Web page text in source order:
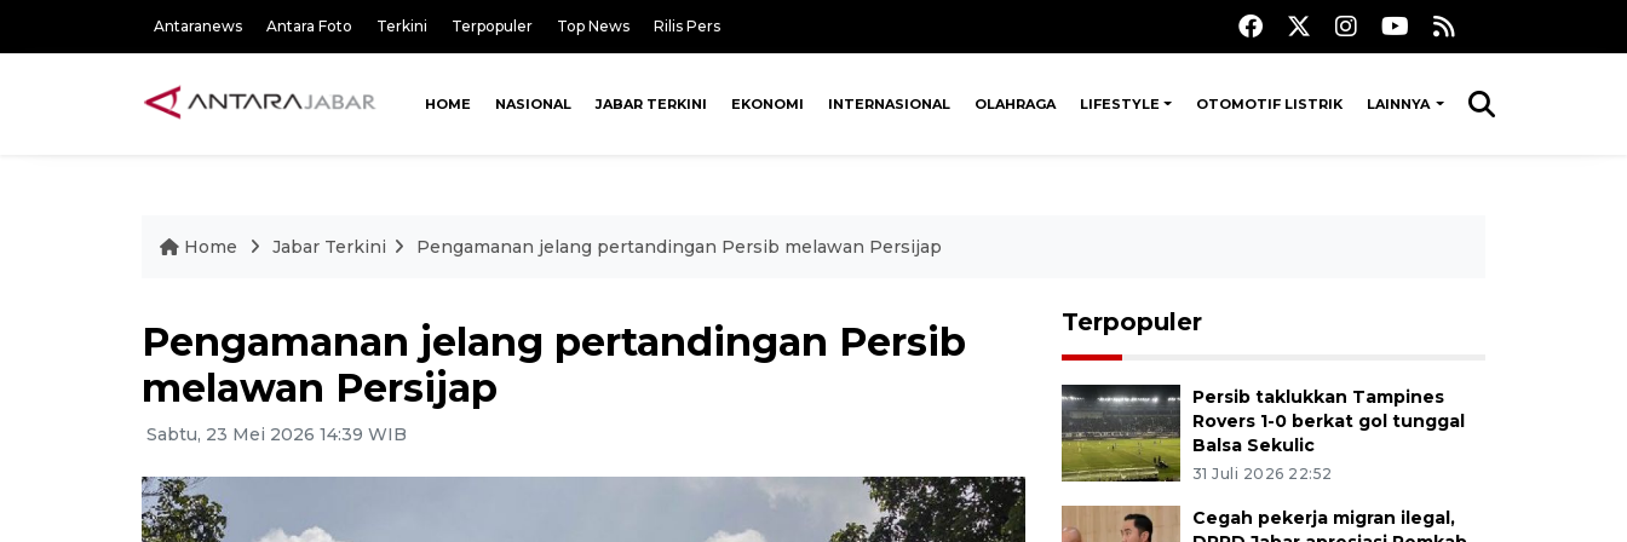
Antaranews Antara Foto Terkini Terpopuler Top News Rilis Pers
HOME NASIONAL JABAR TERKINI EKONOMI INTERNASIONAL OLAHRAGA LIFESTYLE OTOMOTIF LISTRIK LAINNYA
Home Jabar Terkini Pengamanan jelang pertandingan Persib melawan Persijap
Pengamanan jelang pertandingan Persib
melawan Persijap
Sabtu, 23 Mei 2026 14:39 WIB
Terpopuler
Persib taklukkan Tampines
Rovers 1-0 berkat gol tunggal
Balsa Sekulic
31 Juli 2026 22:52
Cegah pekerja migran ilegal,